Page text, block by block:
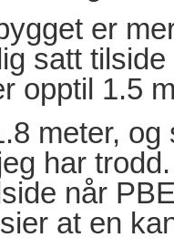
er
satt
opptil 1.5
meter,
har
når
at en